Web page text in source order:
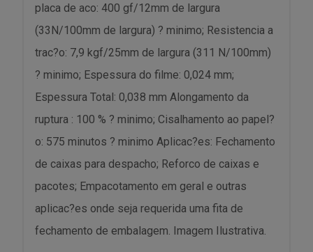
placa de aco: 400 gf/12mm de largura
(33N/100mm de largura) ? minimo; Resistencia a
trac?o: 7,9 kgf/25mm de largura (311 N/100mm)
? minimo; Espessura do filme: 0,024 mm;
Espessura Total: 0,038 mm Alongamento da
ruptura : 100 % ? minimo; Cisalhamento ao papel?
o: 575 minutos ? minimo Aplicac?es: Fechamento
de caixas para despacho; Reforco de caixas e
pacotes; Empacotamento em geral e outras
aplicac?es onde seja requerida uma fita de
fechamento de embalagem. Imagem Ilustrativa.